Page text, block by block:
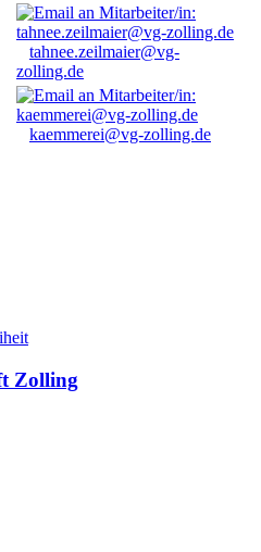
tahnee.zeilmaier@vg-
zolling.de
kaemmerei@vg-zolling.de
Zolling